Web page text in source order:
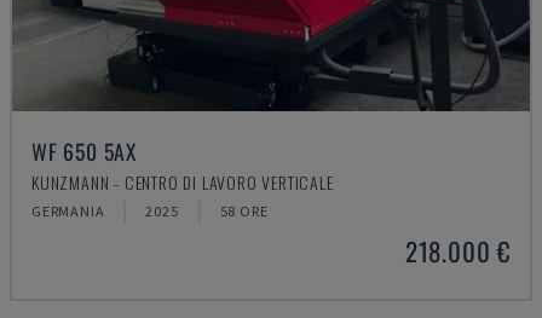
WF 650 5AX
KUNZMANN - CENTRO DI LAVORO VERTICALE
GERMANIA 2025 58 ORE
218.000 €